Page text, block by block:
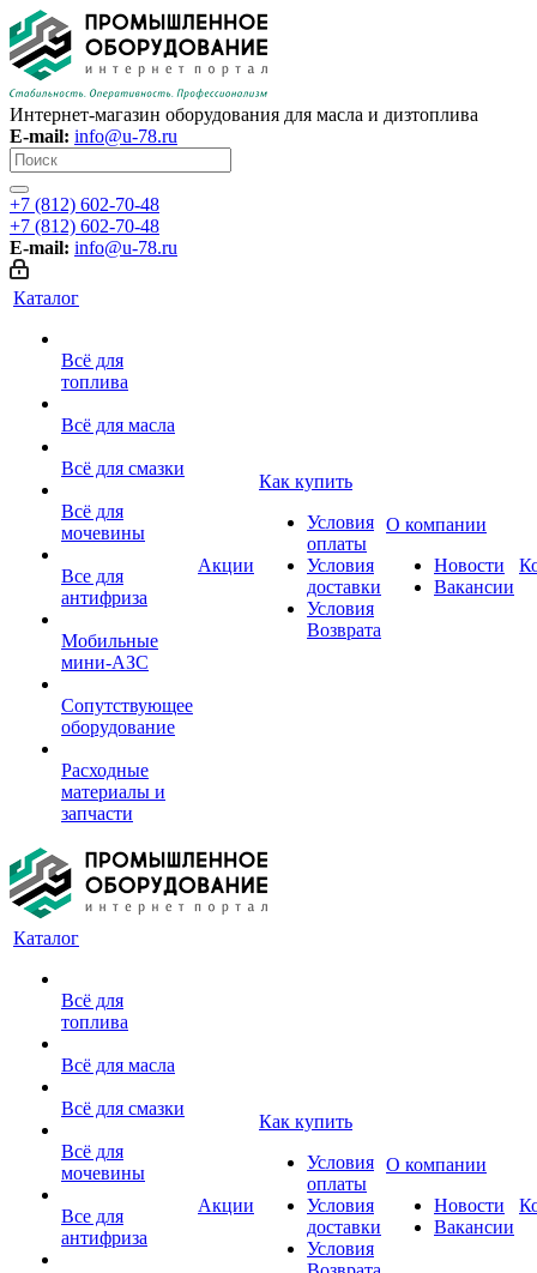
Интернет-магазин оборудования для масла и дизтоплива
E-mail: info@u-78.ru
+7 (812) 602-70-48
+7 (812) 602-70-48
E-mail: info@u-78.ru
Каталог
Всё для
топлива
Всё для масла
Всё для смазки
Всё для
мочевины
Все для
антифриза
Мобильные
мини-АЗС
Сопутствующее
оборудование
Расходные
материалы и
запчасти
Акции
Как купить
Условия
оплаты
Условия
доставки
Условия
Возврата
О компании
Новости
Вакансии
Каталог
Всё для
топлива
Всё для масла
Всё для смазки
Всё для
мочевины
Все для
антифриза
Акции
Как купить
Условия
оплаты
Условия
доставки
Условия
О компании
Новости
Вакансии